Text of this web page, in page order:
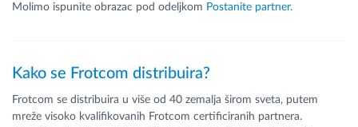
Molimo ispunite obrazac pod odeljkom Postanite partner.
Kako se Frotcom distribuira?
Frotcom se distribuira u više od 40 zemalja širom sveta, putem
mreže visoko kvalifikovanih Frotcom certificiranih partnera.